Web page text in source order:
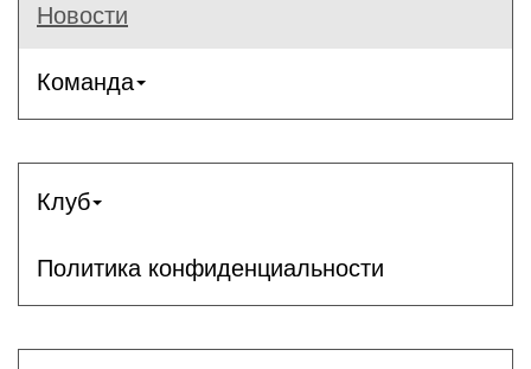
Новости
Команда
Клуб
Политика конфиденциальности